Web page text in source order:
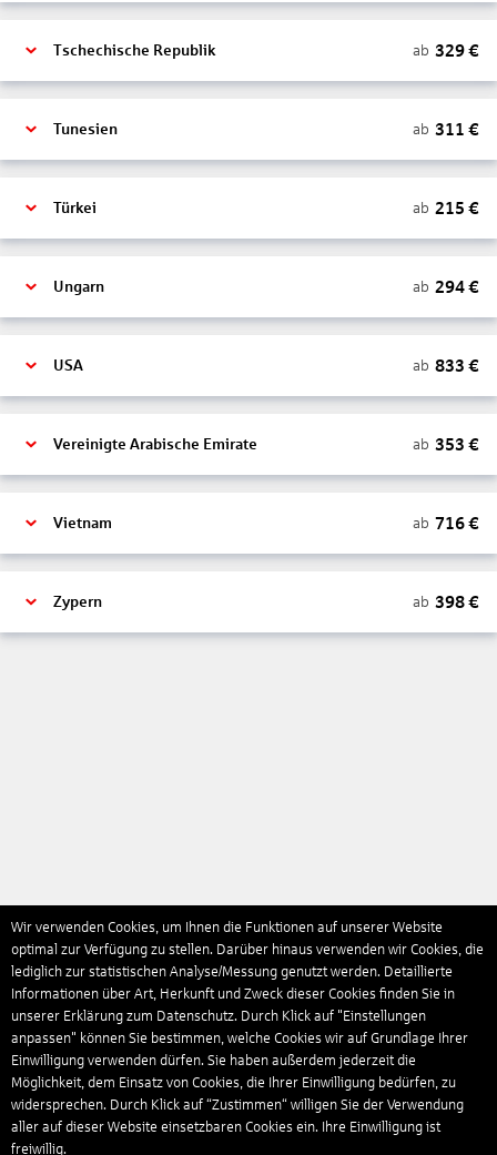
Tschechische Republik ab 329€
Tunesien ab 311 €
Türkei ab 215 €
Ungarn ab 294€
USA ab 833 €
Vereinigte Arabische Emirate ab 353 €
Vietnam ab 716€
Zypern ab 398€
Wir verwenden Cookies, um Ihnen die Funktionen auf unserer Website
optimal zur Verfügung zu stellen. Darüber hinaus verwenden wir Cookies, die
lediglich zur statistischen Analyse/Messung genutzt werden. Detaillierte
Informationen über Art, Herkunft und Zweck dieser Cookies finden Sie in
unserer Erklärung zum Datenschutz. Durch Klick auf "Einstellungen
anpassen" können Sie bestimmen, welche Cookies wir auf Grundlage Ihrer
Einwilligung verwenden dürfen. Sie haben außerdem jederzeit die
Möglichkeit, dem Einsatz von Cookies, die Ihrer Einwilligung bedürfen, zu
widersprechen. Durch Klick auf “Zustimmen“ willigen Sie der Verwendung
aller auf dieser Website einsetzbaren Cookies ein. Ihre Einwilligung ist
freiwillig.